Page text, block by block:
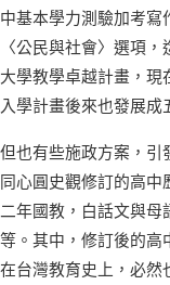
中基本學力測驗加考寫
〈公民與社會〉選項
大學教學卓越計畫，現
入學計畫後來也發展成
但也有些施政方案，引
同心圓史觀修訂的高
二年國教，白話文與母
等。其中，修訂後的高
在台灣教育史上，必然